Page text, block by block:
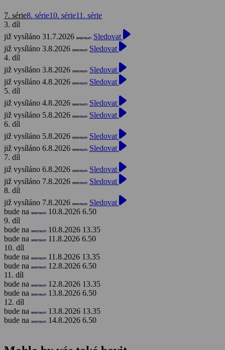
7. série8. série10. série11. série
3. díl
již vysíláno 31.7.2026
Sledovat
již vysíláno 3.8.2026
Sledovat
4. díl
již vysíláno 3.8.2026
Sledovat
již vysíláno 4.8.2026
Sledovat
5. díl
již vysíláno 4.8.2026
Sledovat
již vysíláno 5.8.2026
Sledovat
6. díl
již vysíláno 5.8.2026
Sledovat
již vysíláno 6.8.2026
Sledovat
7. díl
již vysíláno 6.8.2026
Sledovat
již vysíláno 7.8.2026
Sledovat
8. díl
již vysíláno 7.8.2026
Sledovat
bude na
10.8.2026 6.50
9. díl
bude na
10.8.2026 13.35
bude na
11.8.2026 6.50
10. díl
bude na
11.8.2026 13.35
bude na
12.8.2026 6.50
11. díl
bude na
12.8.2026 13.35
bude na
13.8.2026 6.50
12. díl
bude na
13.8.2026 13.35
bude na
14.8.2026 6.50